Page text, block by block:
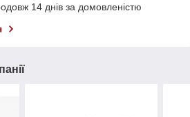
14 днів за домовленістю